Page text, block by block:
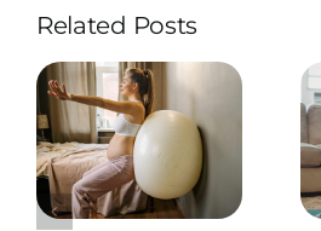
Related Posts